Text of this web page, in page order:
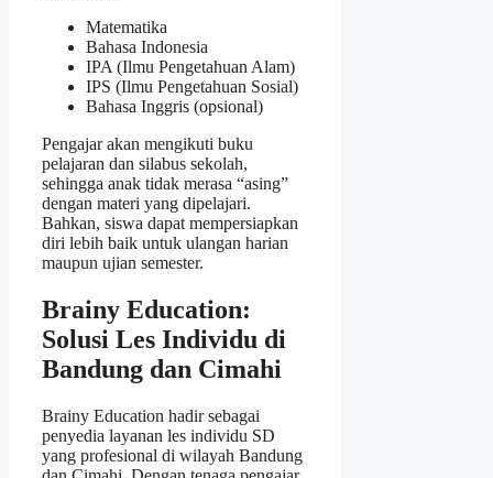
Matematika
Bahasa Indonesia
IPA (Ilmu Pengetahuan Alam)
IPS (Ilmu Pengetahuan Sosial)
Bahasa Inggris (opsional)
Pengajar akan mengikuti buku
pelajaran dan silabus sekolah,
sehingga anak tidak merasa “asing”
dengan materi yang dipelajari.
Bahkan, siswa dapat mempersiapkan
diri lebih baik untuk ulangan harian
maupun ujian semester.
Brainy Education:
Solusi Les Individu di
Bandung dan Cimahi
Brainy Education hadir sebagai
penyedia layanan les individu SD
yang profesional di wilayah Bandung